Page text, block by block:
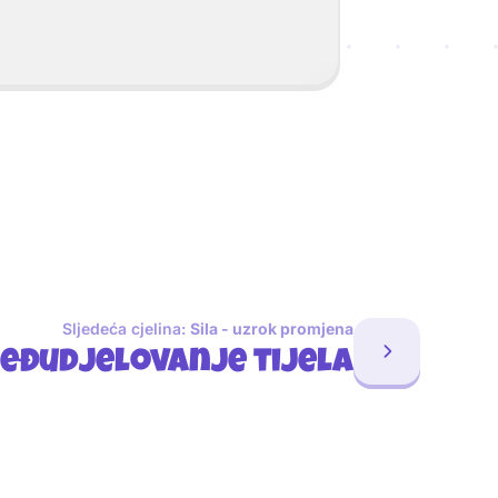
Sljedeća cjelina: Sila - uzrok promjena
tijela